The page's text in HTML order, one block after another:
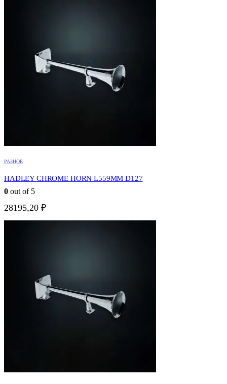
РАЗНОЕ
HADLEY CHROME HORN L559MM D127
0 out of 5
28195,20 ₽